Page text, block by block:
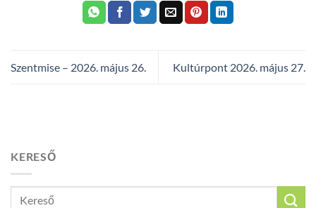
Szentmise – 2026. május 26. Kultúrpont 2026. május 27.
KERESŐ